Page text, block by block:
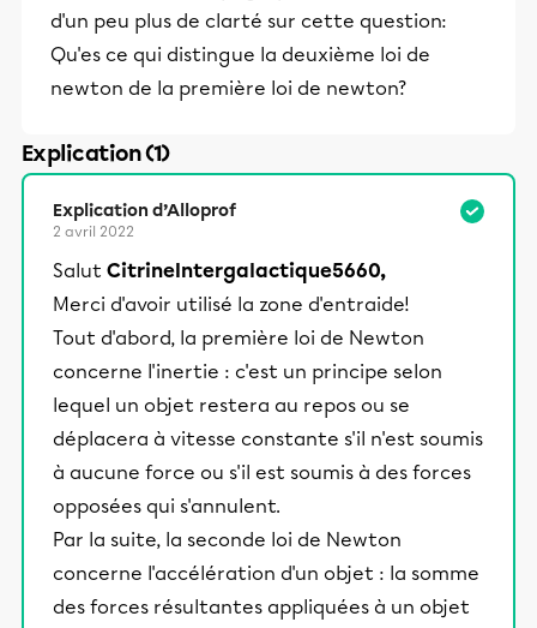
d'un peu plus de clarté sur cette question:
Qu'es ce qui distingue la deuxième loi de
newton de la première loi de newton?
Explication (1)
Explication d’Alloprof
2 avril 2022
Salut CitrineIntergalactique5660,
Merci d'avoir utilisé la zone d'entraide!
Tout d'abord, la première loi de Newton
concerne l'inertie : c'est un principe selon
lequel un objet restera au repos ou se
déplacera à vitesse constante s'il n'est soumis
à aucune force ou s'il est soumis à des forces
opposées qui s'annulent.
Par la suite, la seconde loi de Newton
concerne l'accélération d'un objet : la somme
des forces résultantes appliquées à un objet